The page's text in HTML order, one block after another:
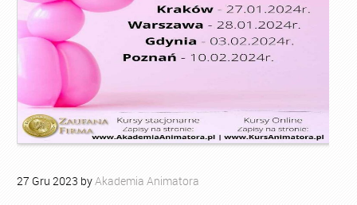
27 Gru 2023 byAkademia Animatora